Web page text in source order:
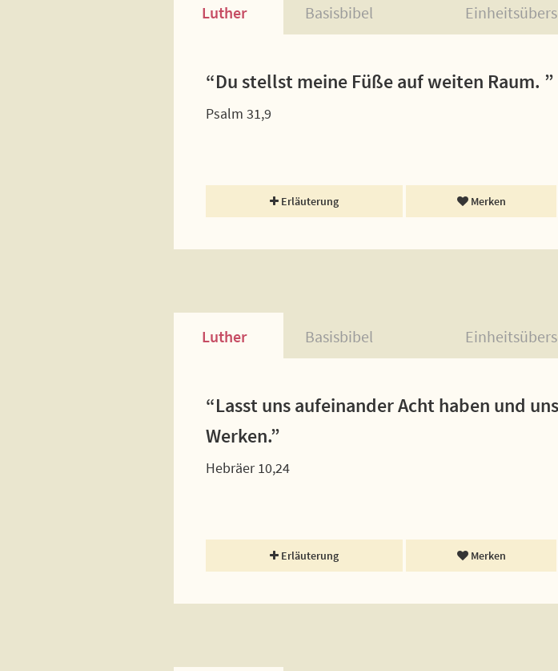
Luther Basisbibel
“Du stellst meine Füße auf weiten Raum. ”
Psalm 31,9
Erläuterung Merken
Luther Basisbibel
“Lasst uns aufeinander Acht haben und
Werken.”
Hebräer 10,24
Erläuterung Merken